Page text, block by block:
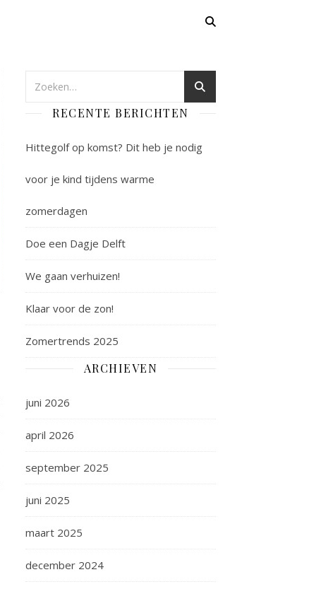
RECENTE BERICHTEN
Hittegolf op komst? Dit heb je nodig
voor je kind tijdens warme
zomerdagen
Doe een Dagje Delft
We gaan verhuizen!
Klaar voor de zon!
Zomertrends 2025
ARCHIEVEN
juni 2026
april 2026
september 2025
juni 2025
maart 2025
december 2024